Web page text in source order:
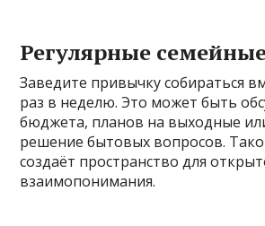
Регулярные
Заведите привычку собираться
раз в неделю. Это может быть
бюджета, планов на выходные
решение бытовых вопросов.
создаёт пространство для
взаимопонимания.